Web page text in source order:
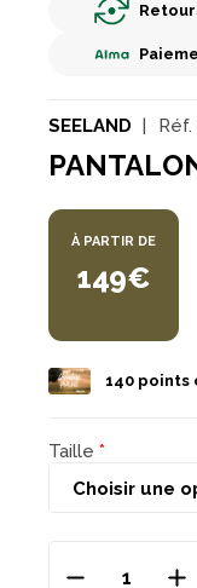
SEELAND Réf.
À PARTIR DE
149€
140 points
Taille